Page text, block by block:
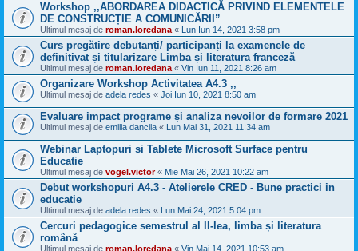
Workshop ,,ABORDAREA DIDACTICĂ PRIVIND ELEMENTELE
DE CONSTRUCȚIE A COMUNICĂRII”
Ultimul mesaj de roman.loredana « Lun Iun 14, 2021 3:58 pm
Curs pregătire debutanți/ participanți la examenele de
definitivat și titularizare Limba și literatura franceză
Ultimul mesaj de roman.loredana « Vin Iun 11, 2021 8:26 am
Organizare Workshop Activitatea A4.3 ,,
Ultimul mesaj de adela redes « Joi Iun 10, 2021 8:50 am
Evaluare impact programe și analiza nevoilor de formare 2021
Ultimul mesaj de emilia dancila « Lun Mai 31, 2021 11:34 am
Webinar Laptopuri si Tablete Microsoft Surface pentru
Educatie
Ultimul mesaj de vogel.victor« Mie Mai 26, 2021 10:22 am
Debut workshopuri A4.3 - Atelierele CRED - Bune practici in
educatie
Ultimul mesaj de adela redes « Lun Mai 24, 2021 5:04 pm
Cercuri pedagogice semestrul al II-lea, limba și literatura
română
Ultimul mesaj de roman.loredana « Vin Mai 14, 2021 10:53 am